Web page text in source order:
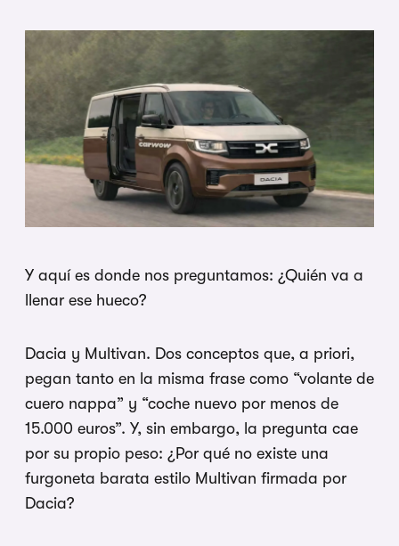
Y aquí es donde nos preguntamos: ¿Quién va a
llenar ese hueco?
Dacia y Multivan. Dos conceptos que, a priori,
pegan tanto en la misma frase como “volante de
cuero nappa” y “coche nuevo por menos de
15.000 euros”. Y, sin embargo, la pregunta cae
por su propio peso: ¿Por qué no existe una
furgoneta barata estilo Multivan firmada por
Dacia?